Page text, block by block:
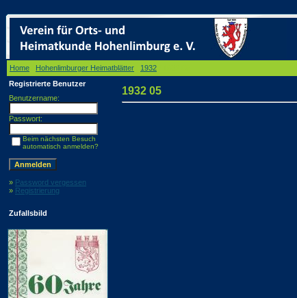
Home Hohenlimburger Heimatblätter 1932
Registrierte Benutzer
Benutzername:
Passwort:
Beim nächsten Besuch
automatisch anmelden?
» Password vergessen
» Registrierung
Zufallsbild
1932 05